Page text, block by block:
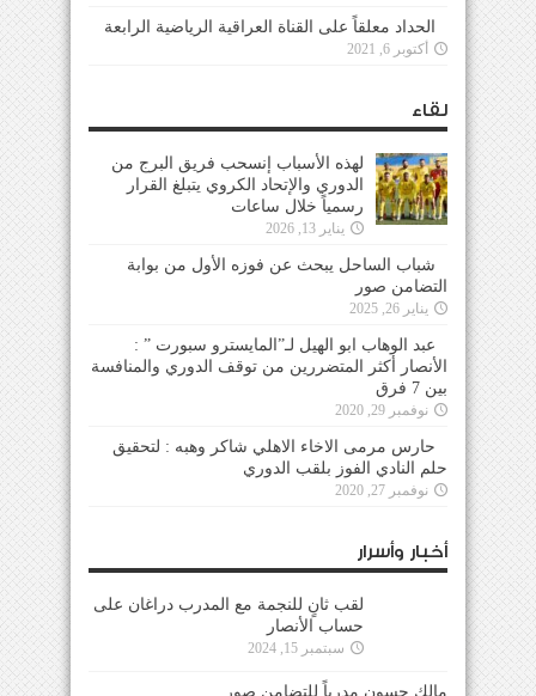
الحداد معلقاً على القناة العراقية الرياضية الرابعة
أكتوبر 6, 2021
لقاء
لهذه الأسباب إنسحب فريق البرج من
الدوري والإتحاد الكروي يتبلغ القرار
رسمياً خلال ساعات
يناير 13, 2026
شباب الساحل يبحث عن فوزه الأول من بوابة
التضامن صور
يناير 26, 2025
عبد الوهاب ابو الهيل لـ”المايسترو سبورت ” :
الأنصار أكثر المتضررين من توقف الدوري والمنافسة
بين 7 فرق
نوفمبر 29, 2020
حارس مرمى الاخاء الاهلي شاكر وهبه : لتحقيق
حلم النادي الفوز بلقب الدوري
نوفمبر 27, 2020
أخبار وأسرار
لقب ثانٍ للنجمة مع المدرب دراغان على حساب
مالك حسون مدرباً للتضامن صور